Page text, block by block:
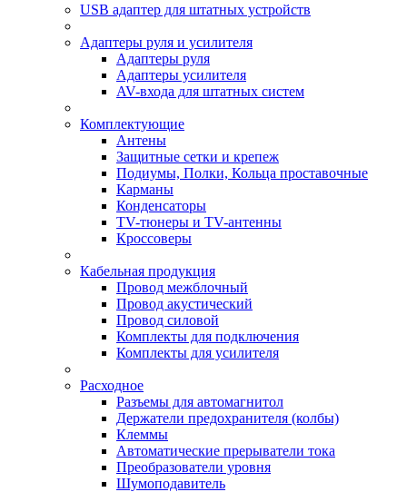
USB адаптер для штатных устройств
Адаптеры руля и усилителя
Адаптеры руля
Адаптеры усилителя
AV-входа для штатных систем
Комплектующие
Антены
Защитные сетки и крепеж
Подиумы, Полки, Кольца проставочные
Карманы
Конденсаторы
TV-тюнеры и TV-антенны
Кроссоверы
Кабельная продукция
Провод межблочный
Провод акустический
Провод силовой
Комплекты для подключения
Комплекты для усилителя
Расходное
Разъемы для автомагнитол
Держатели предохранителя (колбы)
Клеммы
Автоматические прерыватели тока
Преобразователи уровня
Шумоподавитель